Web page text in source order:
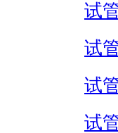
试
试
试
试